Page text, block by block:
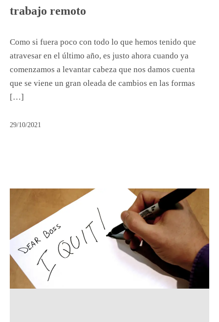
trabajo remoto
Como si fuera poco con todo lo que hemos tenido que
atravesar en el último año, es justo ahora cuando ya
comenzamos a levantar cabeza que nos damos cuenta
que se viene un gran oleada de cambios en las formas
[…]
29/10/2021